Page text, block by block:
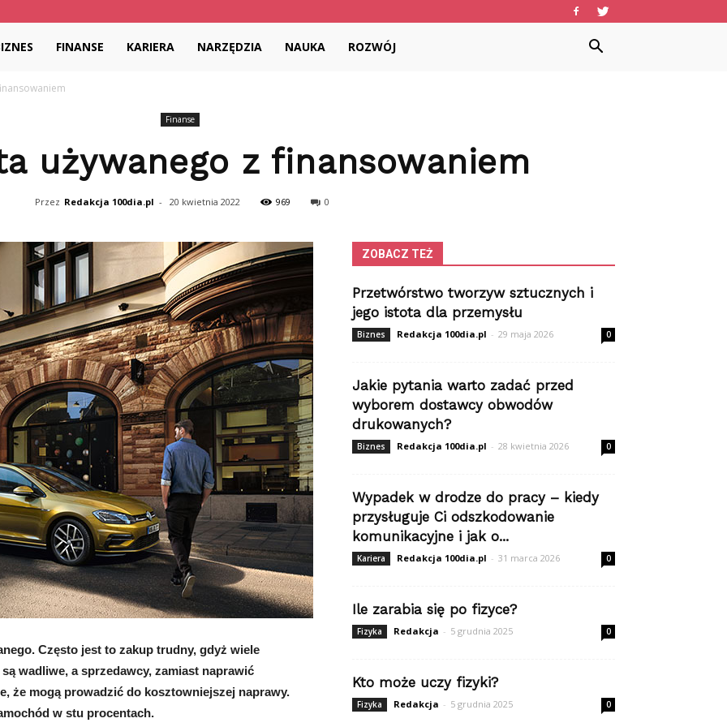
FINANSE KARIERA NARZĘDZIA NAUKA ROZWÓJ
Finanse
używanego z finansowaniem
Przez Redakcja 100dia.pl - 20 kwietnia 2022 969 0
Często jest to zakup trudny, gdyż wiele
wadliwe, a sprzedawcy, zamiast naprawić
że mogą prowadzić do kosztowniejszej naprawy.
w stu procentach.
ZOBACZ TEŻ
Przetwórstwo tworzyw sztucznych i
jego istota dla przemysłu
Biznes Redakcja 100dia.pl - 29 maja 2026 0
Jakie pytania warto zadać przed
wyborem dostawcy obwodów
drukowanych?
Biznes Redakcja 100dia.pl - 28 kwietnia 2026 0
Wypadek w drodze do pracy – kiedy
przysługuje Ci odszkodowanie
komunikacyjne i jak o...
Kariera Redakcja 100dia.pl - 31 marca 2026 0
Ile zarabia się po fizyce?
Fizyka Redakcja - 5 grudnia 2025 0
Kto może uczy fizyki?
Fizyka Redakcja - 5 grudnia 2025 0